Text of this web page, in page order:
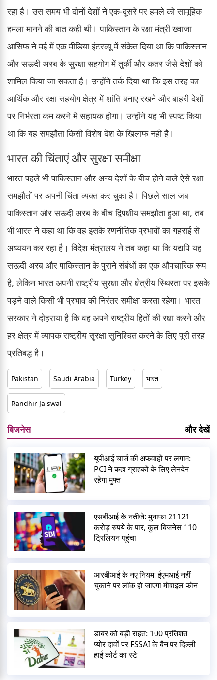
रहा है। उस समय भी दोनों देशों ने एक-दूसरे पर हमले को सामूहिक
हमला मानने की बात कही थी। पाकिस्तान के रक्षा मंत्री ख्वाजा
आसिफ ने मई में एक मीडिया इंटरव्यू में संकेत दिया था कि पाकिस्तान
और सऊदी अरब के सुरक्षा सहयोग में तुर्की और कतर जैसे देशों को
शामिल किया जा सकता है। उन्होंने तर्क दिया था कि इस तरह का
आर्थिक और रक्षा सहयोग क्षेत्र में शांति बनाए रखने और बाहरी देशों
पर निर्भरता कम करने में सहायक होगा। उन्होंने यह भी स्पष्ट किया
था कि यह समझौता किसी विशेष देश के खिलाफ नहीं है।
भारत की चिंताएं और सुरक्षा समीक्षा
भारत पहले भी पाकिस्तान और अन्य देशों के बीच होने वाले ऐसे रक्षा
समझौतों पर अपनी चिंता व्यक्त कर चुका है। पिछले साल जब
पाकिस्तान और सऊदी अरब के बीच द्विपक्षीय समझौता हुआ था, तब
भी भारत ने कहा था कि वह इसके रणनीतिक प्रभावों का गहराई से
अध्ययन कर रहा है। विदेश मंत्रालय ने तब कहा था कि यद्यपि यह
सऊदी अरब और पाकिस्तान के पुराने संबंधों का एक औपचारिक रूप
है, लेकिन भारत अपनी राष्ट्रीय सुरक्षा और क्षेत्रीय स्थिरता पर इसके
पड़ने वाले किसी भी प्रभाव की निरंतर समीक्षा करता रहेगा। भारत
सरकार ने दोहराया है कि वह अपने राष्ट्रीय हितों की रक्षा करने और
हर क्षेत्र में व्यापक राष्ट्रीय सुरक्षा सुनिश्चित करने के लिए पूरी तरह
प्रतिबद्ध है।
Pakistan Saudi Arabia Turkey भारत
Randhir Jaiswal
बिजनेस और देखें
यूपीआई चार्ज की अफवाहों पर लगाम:
PCI ने कहा ग्राहकों के लिए लेनदेन
रहेगा मुफ्त
एसबीआई के नतीजे: मुनाफा 21121
करोड़ रुपये के पार, कुल बिजनेस 110
ट्रिलियन पहुंचा
आरबीआई के नए नियम: ईएमआई नहीं
चुकाने पर लॉक हो जाएगा मोबाइल फोन
डाबर को बड़ी राहत: 100 प्रतिशत
प्योर दावों पर FSSAI के बैन पर दिल्ली
हाई कोर्ट का स्टे